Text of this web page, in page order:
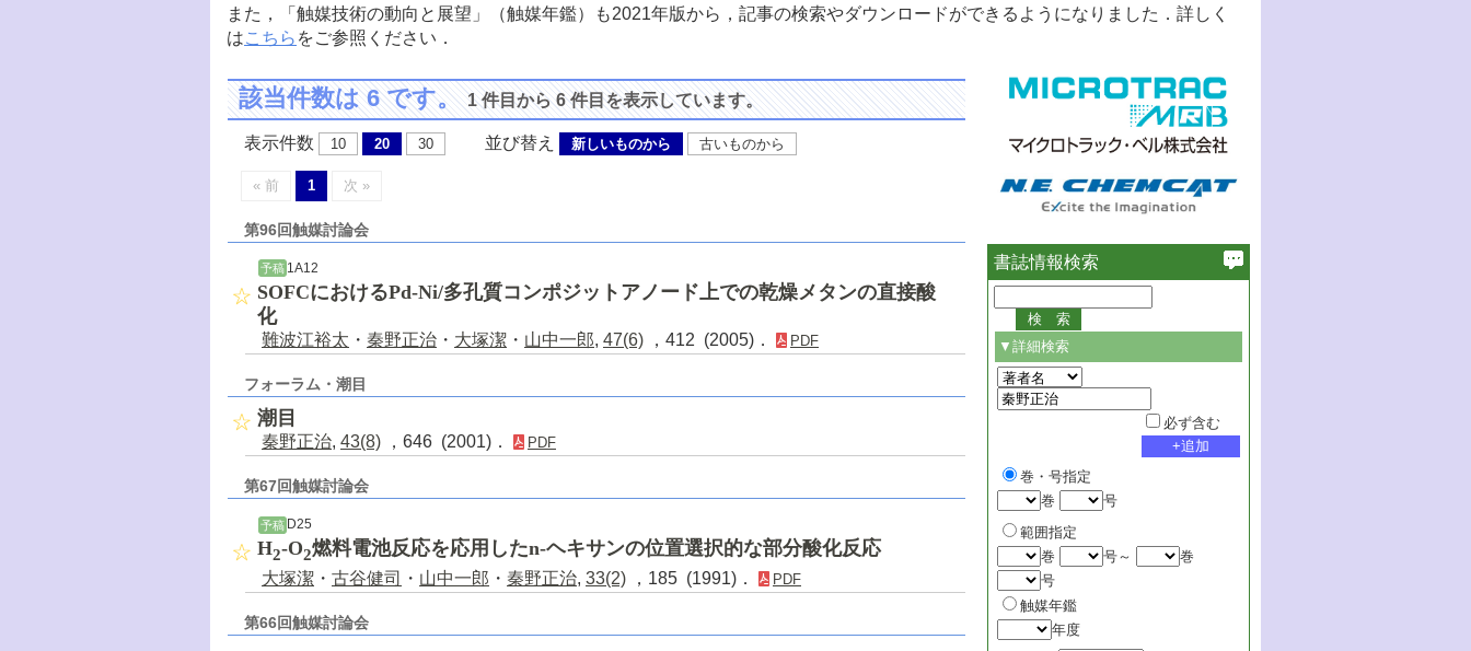
また，「触媒技術の動向と展望」（触媒年鑑）も2021年版から，記事の検索やダウンロードができるようになりました．詳しく
はこちら をご参照ください．
該当件数は 6 です。1 件目から 6 件目を表示しています。
表示件数 10 20 30 並び替え 新しいものから 古いものから
« 前 1 次 »
第96回触媒討論会
予稿 1A12
SOFCにおけるPd-Ni/多孔質コンポジットアノード上での乾燥メタンの直接酸
化
難波江裕太 ・ 秦野正治 ・ 大塚潔 ・ 山中一郎, 47(6) ，412 (2005)． PDF
フォーラム・潮目
潮目
秦野正治, 43(8) ，646 (2001)． PDF
第67回触媒討論会
予稿 D25
H2-O2燃料電池反応を応用したn-ヘキサンの位置選択的な部分酸化反応
大塚潔 ・ 古谷健司 ・ 山中一郎 ・ 秦野正治, 33(2) ，185 (1991)． PDF
第66回触媒討論会
書誌情報検索
▼詳細検索
必ず含む
巻・号指定
巻
号
範囲指定
巻
号～
巻
号
触媒年鑑
年度